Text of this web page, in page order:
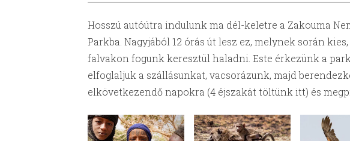
Hosszú autóútra indulunk ma dél-keletre a Zakouma
Parkba. Nagyjából 12 órás út lesz ez, melynek során
falvakon fogunk keresztül haladni. Este érkezünk a
elfoglaljuk a szállásunkat, vacsorázunk, majd
elkövetkezendő napokra (4 éjszakát töltünk itt) és